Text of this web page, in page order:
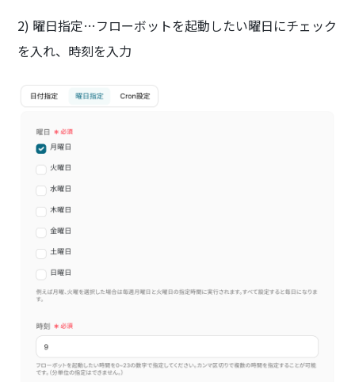
2) 曜日指定…フローボットを起動したい曜日にチェック
を入れ、時刻を入力